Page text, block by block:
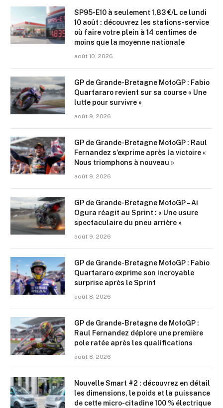
SP95-E10 à seulement 1,83 €/L ce lundi
10 août : découvrez les stations-service
où faire votre plein à 14 centimes de
moins que la moyenne nationale
août 10, 2026
GP de Grande-Bretagne MotoGP : Fabio
Quartararo revient sur sa course « Une
lutte pour survivre »
août 9, 2026
GP de Grande-Bretagne MotoGP : Raul
Fernandez s’exprime après la victoire «
Nous triomphons à nouveau »
août 9, 2026
GP de Grande-Bretagne MotoGP – Ai
Ogura réagit au Sprint : « Une usure
spectaculaire du pneu arrière »
août 9, 2026
GP de Grande-Bretagne MotoGP : Fabio
Quartararo exprime son incroyable
surprise après le Sprint
août 8, 2026
GP de Grande-Bretagne de MotoGP :
Raul Fernandez déplore une première
pole ratée après les qualifications
août 8, 2026
Nouvelle Smart #2 : découvrez en détail
les dimensions, le poids et la puissance
de cette micro-citadine 100 % électrique